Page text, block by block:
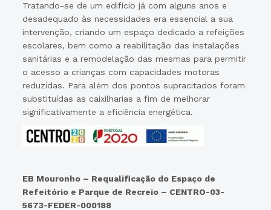
Tratando-se de um edifício já com alguns anos e
desadequado às necessidades era essencial a sua
intervenção, criando um espaço dedicado a refeições
escolares, bem como a reabilitação das instalações
sanitárias e a remodelação das mesmas para permitir
o acesso a crianças com capacidades motoras
reduzidas. Para além dos pontos supracitados foram
substituídas as caixilharias a fim de melhorar
significativamente a eficiência energética.
EB Mouronho – Requalificação do Espaço de
Refeitório e Parque de Recreio – CENTRO-03-
5673-FEDER-000188